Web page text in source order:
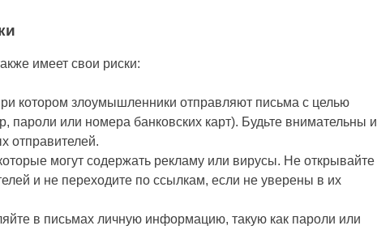
имеет свои риски:
котором злоумышленники отправляют письма с целью
или номера банковских карт). Будьте внимательны и
отправителей.
могут содержать рекламу или вирусы. Не открывайте
и не переходите по ссылкам, если не уверены в их
в письмах личную информацию, такую как пароли или